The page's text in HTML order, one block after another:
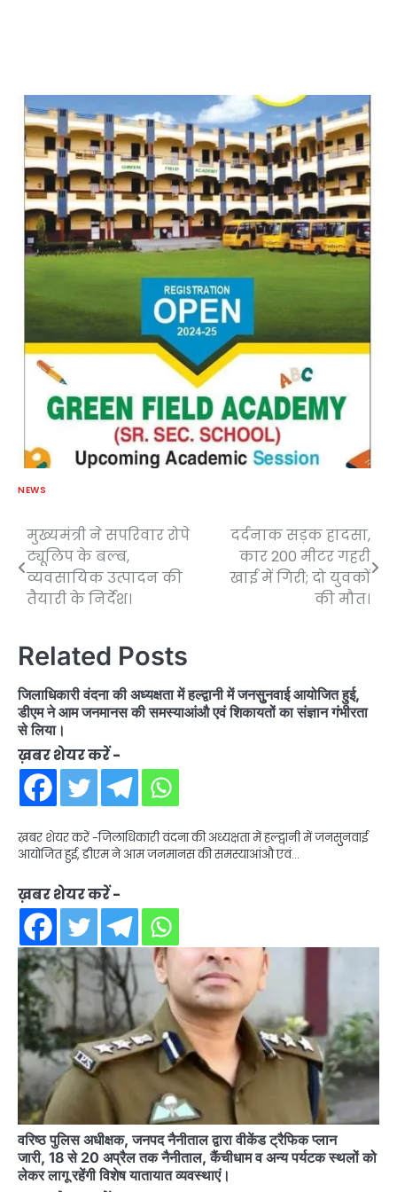
NEWS
Post
navigation
मुख्यमंत्री ने सपरिवार रोपे
ट्यूलिप के बल्ब,
व्यवसायिक उत्पादन की
तैयारी के निर्देश।
दर्दनाक सड़क हादसा,
कार 200 मीटर गहरी
खाई में गिरी; दो युवकों
की मौत।
Related Posts
जिलाधिकारी वंदना की अध्यक्षता में हल्द्वानी में जनसुुनवाई आयोजित हुई,
डीएम ने आम जनमानस की समस्याआंऔ एवं शिकायतों का संज्ञान गंभीरता
से लिया।
ख़बर शेयर करें -
ख़बर शेयर करें -जिलाधिकारी वंदना की अध्यक्षता में हल्द्वानी में जनसुुनवाई
आयोजित हुई, डीएम ने आम जनमानस की समस्याआंऔ एवं…
ख़बर शेयर करें -
वरिष्ठ पुलिस अधीक्षक, जनपद नैनीताल द्वारा वीकेंड ट्रैफिक प्लान
जारी, 18 से 20 अप्रैल तक नैनीताल, कैंचीधाम व अन्य पर्यटक स्थलों को
लेकर लागू रहेंगी विशेष यातायात व्यवस्थाएं।